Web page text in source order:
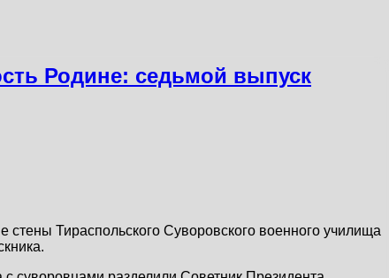
Родине: седьмой выпуск
стены Тираспольского Суворовского военного училища